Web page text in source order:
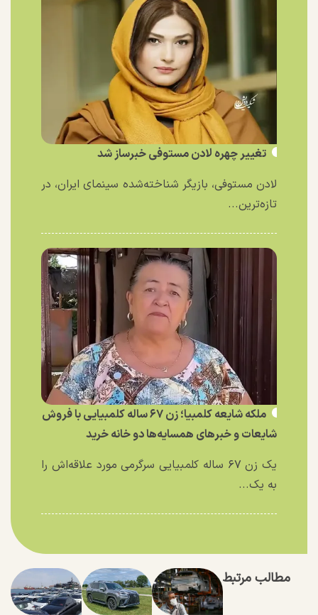
تغییر چهره لادن مستوفی خبرساز شد
لادن مستوفی، بازیگر شناخته‌شده سینمای ایران، در
تازه‌ترین...
ملکه شایعه کلمبیا؛ زن ۶۷ ساله کلمبیایی با فروش
شایعات و خبر‌های همسایه‌ها دو خانه خرید
یک زن ۶۷ ساله کلمبیایی سرگرمی مورد علاقه‌اش را
به یک...
مطالب مرتبط